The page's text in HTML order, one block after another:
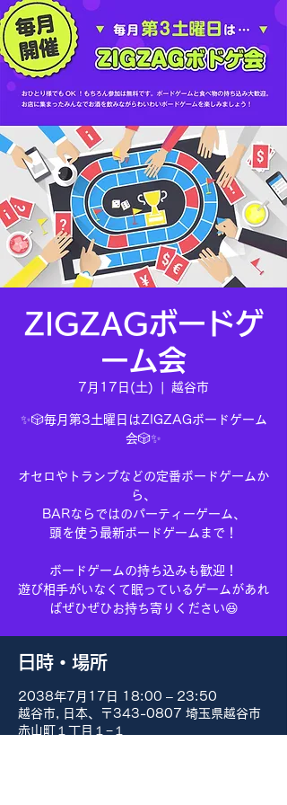
ZIGZAGボードゲ
ーム会
7月17日(土) 越谷市
✨🎲毎月第3土曜日はZIGZAGボードゲーム
会🎲✨
オセロやトランプなどの定番ボードゲームか
ら、
BARならではのパーティーゲーム、
頭を使う最新ボードゲームまで！
ボードゲームの持ち込みも歓迎！
遊び相手がいなくて眠っているゲームがあれ
ばぜひぜひお持ち寄りください😆
日時・場所
2038年7月17日 18:00 – 23:50
越谷市, 日本、〒343-0807 埼玉県越谷市
赤山町１丁目１−１